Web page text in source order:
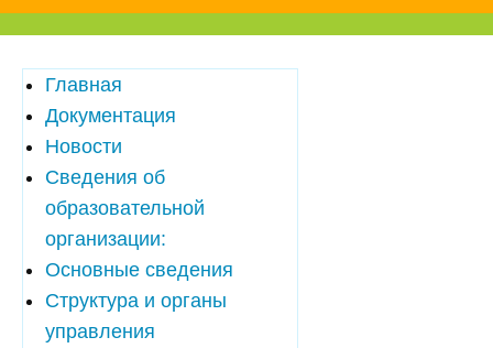
Главная
Документация
Новости
Сведения об
образовательной
организации:
Основные сведения
Структура и органы
управления